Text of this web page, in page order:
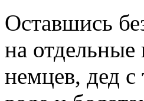
Оставшись
на
немцев, дед